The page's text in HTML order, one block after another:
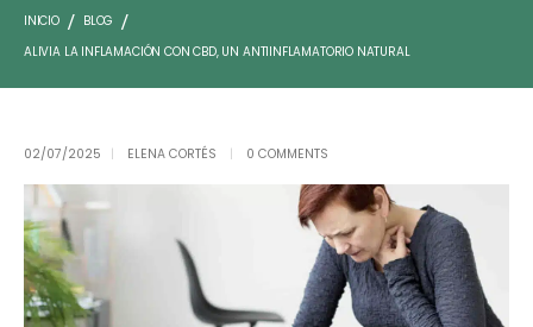
INICIO
BLOG
ALIVIA LA INFLAMACIÓN CON CBD, UN ANTIINFLAMATORIO NATURAL
02/07/2025 ELENA CORTÉS 0 COMMENTS